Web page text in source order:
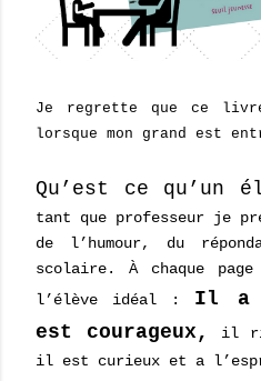
Je regrette que ce
lorsque mon grand est
Qu’est ce qu’un
tant que professeur je
de l’humour, du
scolaire. À chaque
l’élève idéal : Il a
est courageux,
il
il est curieux et a